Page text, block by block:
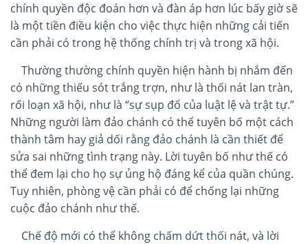
chính quyền độc đoán hơn và đàn áp hơn lúc bấy giờ sẽ
là một tiền điều kiện cho việc thực hiện những cải tiến
cần phải có trong hệ thống chính trị và trong xã hội.
Thường thường chính quyền hiện hành bị nhắm đến
có những thiếu sót trắng trợn, như là thối nát lan tràn,
rối loạn xã hội, như là “sự sụp đổ của luật lệ và trật tự.”
Những người làm đảo chánh có thể tuyên bố một cách
thành tâm hay giả dối rằng đảo chánh là cần thiết để
sửa sai những tình trạng này. Lời tuyên bố như thế có
thể đem lại cho họ sự ủng hộ đáng kể của quần chúng.
Tuy nhiên, phòng vệ cần phải có để chống lại những
cuộc đảo chánh như thế.
Chế độ mới có thể không chấm dứt thối nát, và lời